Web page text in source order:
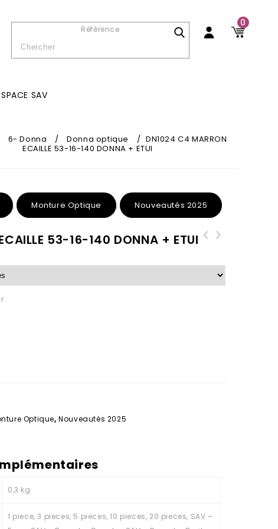
0
Référence
SAV
6- Donna / Donna optique / DN1024 C4 MARRON
ECAILLE 53-16-140 DONNA + ETUI
, Monture Optique , Nouveautés 2025
53-16-140 DONNA + ETUI
Optique,Nouveautés 2025
0,3 kg
1 piece, 3 pieces, 5 pieces, 10 pieces, 20 pieces, SAV –